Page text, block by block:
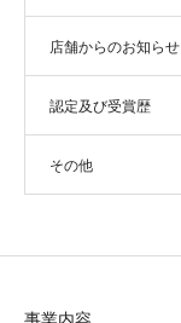
店舗からのお知らせ
認定及び受賞歴
その他